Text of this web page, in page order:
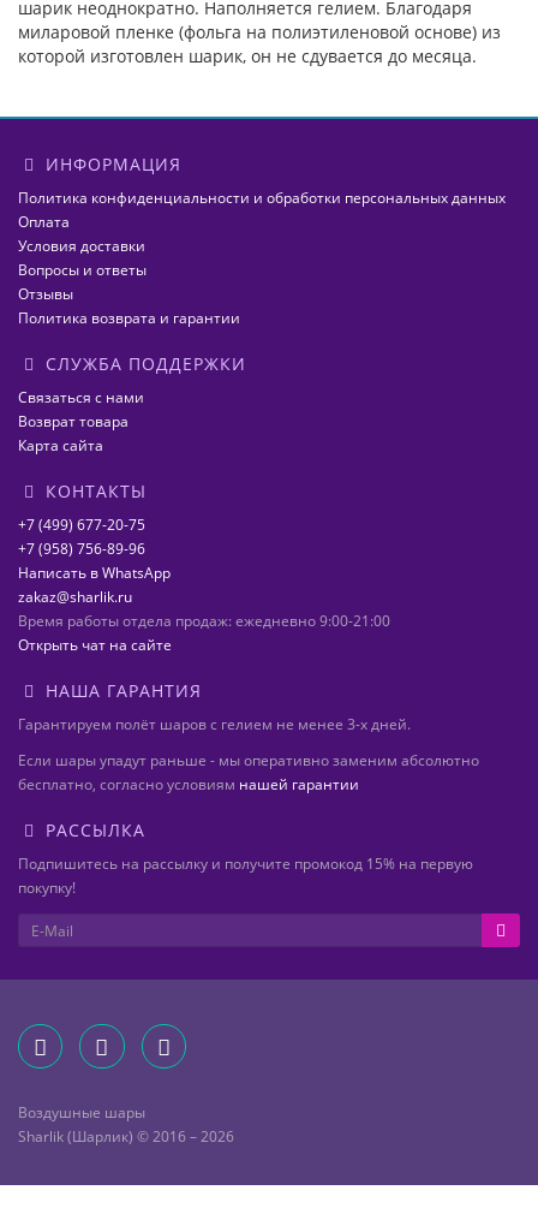
шарик неоднократно. Наполняется гелием. Благодаря
миларовой пленке (фольга на полиэтиленовой основе) из
которой изготовлен шарик, он не сдувается до месяца.
ИНФОРМАЦИЯ
Политика конфиденциальности и обработки персональных данных
Оплата
Условия доставки
Вопросы и ответы
Отзывы
Политика возврата и гарантии
СЛУЖБА ПОДДЕРЖКИ
Связаться с нами
Возврат товара
Карта сайта
КОНТАКТЫ
+7 (499) 677-20-75
+7 (958) 756-89-96
Написать в WhatsApp
zakaz@sharlik.ru
Время работы отдела продаж: ежедневно 9:00-21:00
Открыть чат на сайте
НАША ГАРАНТИЯ
Гарантируем полёт шаров с гелием не менее 3-х дней.
Если шары упадут раньше - мы оперативно заменим абсолютно
бесплатно, согласно условиям нашей гарантии
РАССЫЛКА
Подпишитесь на рассылку и получите промокод 15% на первую
покупку!
Воздушные шары
Sharlik (Шарлик) © 2016 – 2026